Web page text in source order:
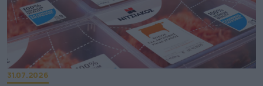
31.07.2026